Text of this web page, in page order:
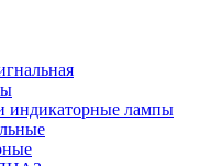
индикаторные лампы